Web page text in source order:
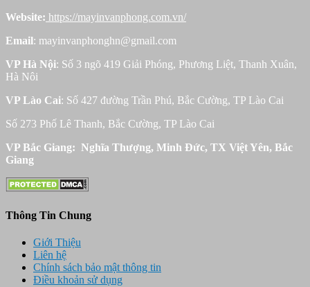
Website: https://mayinvanphong.com.vn/
Email: mayinvanphonghn@gmail.com
VP Hà Nội: Số 3 ngõ 419 Giải Phóng, Phương Liệt, Thanh Xuân,
Hà Nôi
VP Lào Cai: Số 427 đường Trần Phú, Bắc Cường, TP Lào Cai
Số 273 Phố Lê Thanh, Bắc Cường, TP Lào Cai
VP Bắc Giang: Nghĩa Thượng, Minh Đức, TX Việt Yên, Bắc
Giang
Thông Tin Chung
Giới Thiệu
Liên hệ
Chính sách bảo mật thông tin
Điều khoản sử dụng